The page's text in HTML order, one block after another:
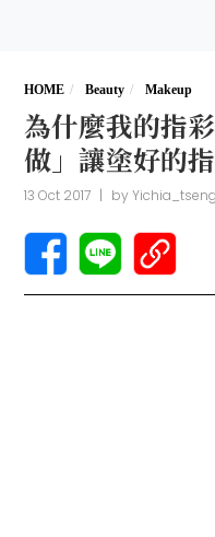
HOME Beauty Makeup
為什麼我的指
做」讓塗好的
13 Oct 2017 | byYichia_tseng